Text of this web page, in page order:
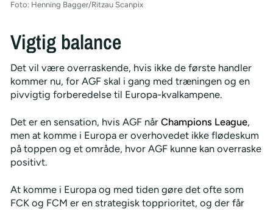
Foto: Henning Bagger/Ritzau Scanpix
Vigtig balance
Det vil være overraskende, hvis ikke de første handler
kommer nu, for AGF skal i gang med træningen og en
pivvigtig forberedelse til Europa-kvalkampene.
Det er en sensation, hvis AGF når Champions League,
men at komme i Europa er overhovedet ikke flødeskum
på toppen og et område, hvor AGF kunne kan overraske
positivt.
At komme i Europa og med tiden gøre det ofte som
FCK og FCM er en strategisk topprioritet, og der får